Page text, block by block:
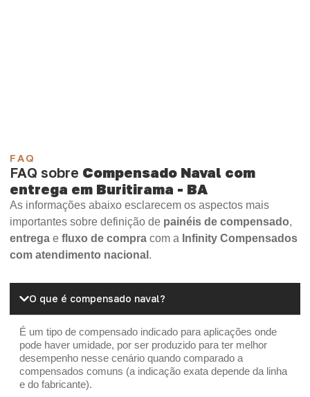
FAQ
FAQ sobre Compensado Naval com
entrega em Buritirama - BA
As informações abaixo esclarecem os aspectos mais
importantes sobre definição de painéis de compensado,
entrega e fluxo de compra com a Infinity Compensados
com atendimento nacional .
O que é compensado naval?
É um tipo de compensado indicado para aplicações onde
pode haver umidade, por ser produzido para ter melhor
desempenho nesse cenário quando comparado a
compensados comuns (a indicação exata depende da linha
e do fabricante).